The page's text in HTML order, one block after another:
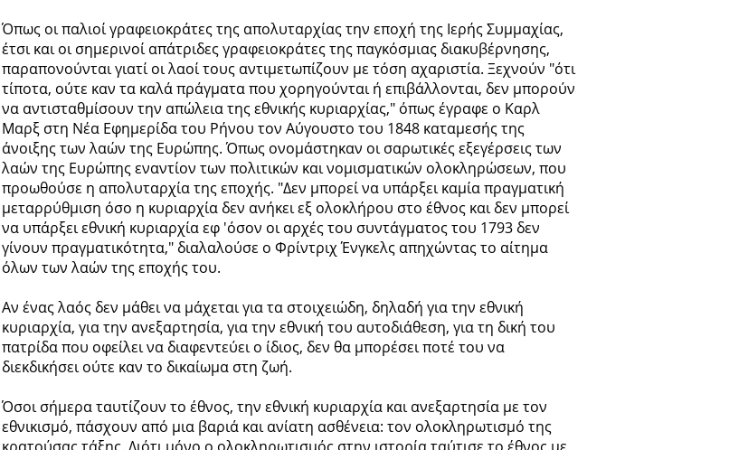
Όπως οι παλιοί γραφειοκράτες της απολυταρχίας την εποχή της Ιερής Συμμαχίας,
έτσι και οι σημερινοί απάτριδες γραφειοκράτες της παγκόσμιας διακυβέρνησης,
παραπονούνται γιατί οι λαοί τους αντιμετωπίζουν με τόση αχαριστία. Ξεχνούν "ότι
τίποτα, ούτε καν τα καλά πράγματα που χορηγούνται ή επιβάλλονται, δεν μπορούν
να αντισταθμίσουν την απώλεια της εθνικής κυριαρχίας," όπως έγραφε ο Καρλ
Μαρξ στη Νέα Εφημερίδα του Ρήνου τον Αύγουστο του 1848 καταμεσής της
άνοιξης των λαών της Ευρώπης. Όπως ονομάστηκαν οι σαρωτικές εξεγέρσεις των
λαών της Ευρώπης εναντίον των πολιτικών και νομισματικών ολοκληρώσεων, που
προωθούσε η απολυταρχία της εποχής. "Δεν μπορεί να υπάρξει καμία πραγματική
μεταρρύθμιση όσο η κυριαρχία δεν ανήκει εξ ολοκλήρου στο έθνος και δεν μπορεί
να υπάρξει εθνική κυριαρχία εφ 'όσον οι αρχές του συντάγματος του 1793 δεν
γίνουν πραγματικότητα," διαλαλούσε ο Φρίντριχ Ένγκελς απηχώντας το αίτημα
όλων των λαών της εποχής του.
Αν ένας λαός δεν μάθει να μάχεται για τα στοιχειώδη, δηλαδή για την εθνική
κυριαρχία, για την ανεξαρτησία, για την εθνική του αυτοδιάθεση, για τη δική του
πατρίδα που οφείλει να διαφεντεύει ο ίδιος, δεν θα μπορέσει ποτέ του να
διεκδικήσει ούτε καν το δικαίωμα στη ζωή.
Όσοι σήμερα ταυτίζουν το έθνος, την εθνική κυριαρχία και ανεξαρτησία με τον
εθνικισμό, πάσχουν από μια βαριά και ανίατη ασθένεια: τον ολοκληρωτισμό της